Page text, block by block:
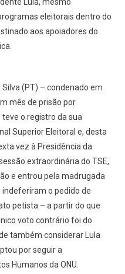
Lula, mesmo
eleitorais dentro do
aos apoiadores do
(PT) – condenado em
mês de prisão por
o registro da sua
Superior Eleitoral e, desta
vez à Presidência da
extraordinária do TSE,
e entrou pela madrugada
o pedido de
petista – a partir do que
voto contrário foi do
também considerar Lula
por seguir a
Humanos da ONU.